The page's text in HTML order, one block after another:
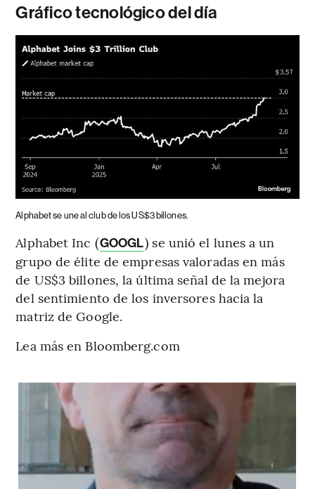
Gráfico tecnológico del día
Alphabet se une al club de los US$3 billones.
Alphabet Inc (GOOGL) se unió el lunes a un
grupo de élite de empresas valoradas en más
de US$3 billones, la última señal de la mejora
del sentimiento de los inversores hacia la
matriz de Google.
Lea más en Bloomberg.com